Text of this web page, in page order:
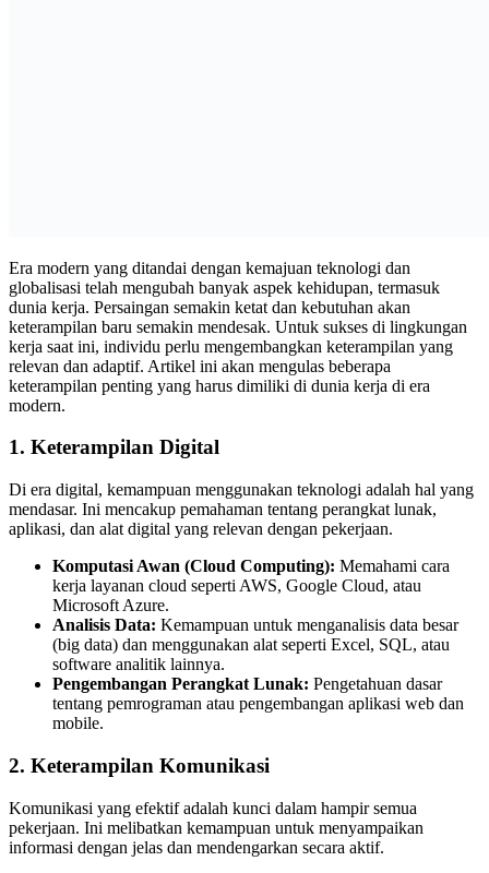
Era modern yang ditandai dengan kemajuan teknologi dan
globalisasi telah mengubah banyak aspek kehidupan, termasuk
dunia kerja. Persaingan semakin ketat dan kebutuhan akan
keterampilan baru semakin mendesak. Untuk sukses di lingkungan
kerja saat ini, individu perlu mengembangkan keterampilan yang
relevan dan adaptif. Artikel ini akan mengulas beberapa
keterampilan penting yang harus dimiliki di dunia kerja di era
modern.
1. Keterampilan Digital
Di era digital, kemampuan menggunakan teknologi adalah hal yang
mendasar. Ini mencakup pemahaman tentang perangkat lunak,
aplikasi, dan alat digital yang relevan dengan pekerjaan.
Komputasi Awan (Cloud Computing): Memahami cara
kerja layanan cloud seperti AWS, Google Cloud, atau
Microsoft Azure.
Analisis Data: Kemampuan untuk menganalisis data besar
(big data) dan menggunakan alat seperti Excel, SQL, atau
software analitik lainnya.
Pengembangan Perangkat Lunak: Pengetahuan dasar
tentang pemrograman atau pengembangan aplikasi web dan
mobile.
2. Keterampilan Komunikasi
Komunikasi yang efektif adalah kunci dalam hampir semua
pekerjaan. Ini melibatkan kemampuan untuk menyampaikan
informasi dengan jelas dan mendengarkan secara aktif.